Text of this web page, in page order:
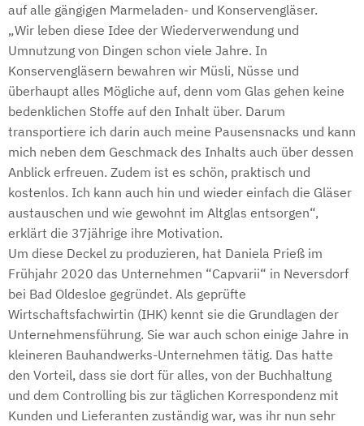
auf alle gängigen Marmeladen- und Konservengläser.
„Wir leben diese Idee der Wiederverwendung und
Umnutzung von Dingen schon viele Jahre. In
Konservengläsern bewahren wir Müsli, Nüsse und
überhaupt alles Mögliche auf, denn vom Glas gehen keine
bedenklichen Stoffe auf den Inhalt über. Darum
transportiere ich darin auch meine Pausensnacks und kann
mich neben dem Geschmack des Inhalts auch über dessen
Anblick erfreuen. Zudem ist es schön, praktisch und
kostenlos. Ich kann auch hin und wieder einfach die Gläser
austauschen und wie gewohnt im Altglas entsorgen“,
erklärt die 37jährige ihre Motivation.
Um diese Deckel zu produzieren, hat Daniela Prieß im
Frühjahr 2020 das Unternehmen “Capvarii“ in Neversdorf
bei Bad Oldesloe gegründet. Als geprüfte
Wirtschaftsfachwirtin (IHK) kennt sie die Grundlagen der
Unternehmensführung. Sie war auch schon einige Jahre in
kleineren Bauhandwerks-Unternehmen tätig. Das hatte
den Vorteil, dass sie dort für alles, von der Buchhaltung
und dem Controlling bis zur täglichen Korrespondenz mit
Kunden und Lieferanten zuständig war, was ihr nun sehr